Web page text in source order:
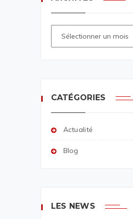
CATÉGORIES
Actualité
Blog
LES NEWS